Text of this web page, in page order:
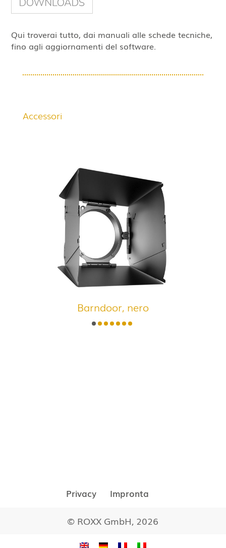
Qui troverai tutto, dai manuali alle schede tecniche,
fino agli aggiornamenti del software.
Accessori
Barndoor, nero
Privacy Impronta
© ROXX GmbH, 2026